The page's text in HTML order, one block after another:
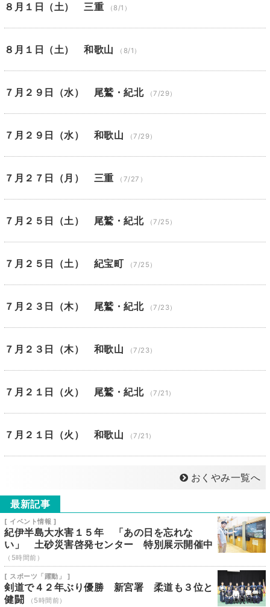
８月１日（土） 三重 （8/1）
８月１日（土） 和歌山 （8/1）
７月２９日（水） 尾鷲・紀北 （7/29）
７月２９日（水） 和歌山 （7/29）
７月２７日（月） 三重 （7/27）
７月２５日（土） 尾鷲・紀北 （7/25）
７月２５日（土） 紀宝町 （7/25）
７月２３日（木） 尾鷲・紀北 （7/23）
７月２３日（木） 和歌山 （7/23）
７月２１日（火） 尾鷲・紀北 （7/21）
７月２１日（火） 和歌山 （7/21）
おくやみ一覧へ
最新記事
[ イベント情報 ]
紀伊半島大水害１５年 「あの日を忘れな
い」 土砂災害啓発センター 特別展示開催中
（5時間前）
[ スポーツ「躍動」 ]
剣道で４２年ぶり優勝 新宮署 柔道も３位と
健闘
（5時間前）